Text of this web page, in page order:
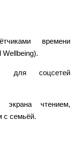
времени
Wellbeing).
для соцсетей
чтением,
с семьёй.